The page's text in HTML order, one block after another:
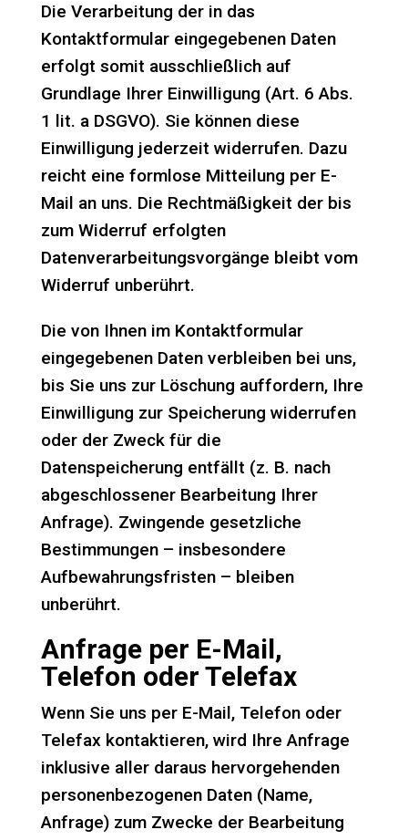
Die Verarbeitung der in das
Kontaktformular eingegebenen Daten
erfolgt somit ausschließlich auf
Grundlage Ihrer Einwilligung (Art. 6 Abs.
1 lit. a DSGVO). Sie können diese
Einwilligung jederzeit widerrufen. Dazu
reicht eine formlose Mitteilung per E-
Mail an uns. Die Rechtmäßigkeit der bis
zum Widerruf erfolgten
Datenverarbeitungsvorgänge bleibt vom
Widerruf unberührt.
Die von Ihnen im Kontaktformular
eingegebenen Daten verbleiben bei uns,
bis Sie uns zur Löschung auffordern, Ihre
Einwilligung zur Speicherung widerrufen
oder der Zweck für die
Datenspeicherung entfällt (z. B. nach
abgeschlossener Bearbeitung Ihrer
Anfrage). Zwingende gesetzliche
Bestimmungen – insbesondere
Aufbewahrungsfristen – bleiben
unberührt.
Anfrage per E-Mail,
Telefon oder Telefax
Wenn Sie uns per E-Mail, Telefon oder
Telefax kontaktieren, wird Ihre Anfrage
inklusive aller daraus hervorgehenden
personenbezogenen Daten (Name,
Anfrage) zum Zwecke der Bearbeitung